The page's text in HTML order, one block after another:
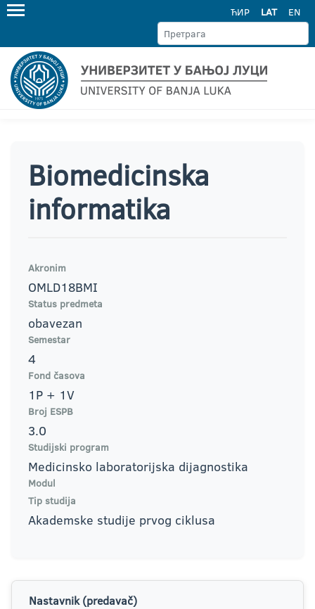
ЋИР LAT EN
Biomedicinska
informatika
Akronim
OMLD18BMI
Status predmeta
obavezan
Semestar
4
Fond časova
1P + 1V
Broj ESPB
3.0
Studijski program
Medicinsko laboratorijska dijagnostika
Modul
Tip studija
Akademske studije prvog ciklusa
Nastavnik (predavač)